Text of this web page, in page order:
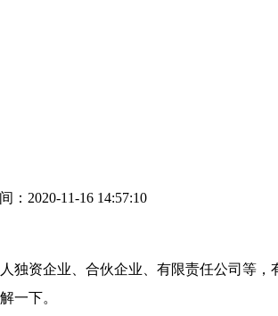
：2020-11-16 14:57:10
独资企业、合伙企业、有限责任公司等
一下。